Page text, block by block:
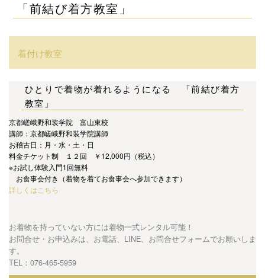
「前結び着方教室」
着付け教室
ひとりで着物が着れるようになる 「前結び着方
教室」
京都嵯峨野和装学院 富山東校
講師：京都嵯峨野和装学院講師
お稽古日：月・水・土・日
料金チケット制 １２回 ￥12,000円（税込）
※お試し体験入門1回無料
お食事会付き（着物を着てお食事会へ参加できます）
詳しくはこちら
お着物を持っていない方には着物一式レンタル可能！
お問合せ・お申込みは、お電話、LINE、お問合せフォームでお願いしま
す。
TEL：076-465-5959